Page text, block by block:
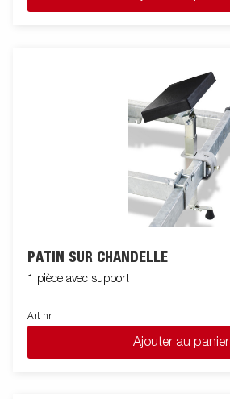
PATIN SUR CHANDELLE
1 pièce avec support
Art nr
Ajouter au panier